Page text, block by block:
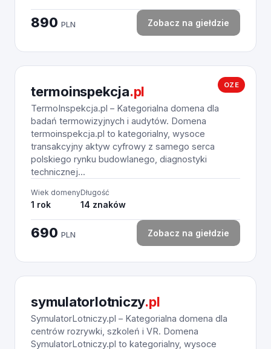
890 PLN Zobacz na giełdzie
OZE
termoinspekcja.pl
TermoInspekcja.pl – Kategorialna domena dla
badań termowizyjnych i audytów. Domena
termoinspekcja.pl to kategorialny, wysoce
transakcyjny aktyw cyfrowy z samego serca
polskiego rynku budowlanego, diagnostyki
technicznej...
Wiek domeny
1 rok
Długość
14 znaków
690 PLN Zobacz na giełdzie
symulatorlotniczy.pl
SymulatorLotniczy.pl – Kategorialna domena dla
centrów rozrywki, szkoleń i VR. Domena
SymulatorLotniczy.pl to kategorialny, wysoce